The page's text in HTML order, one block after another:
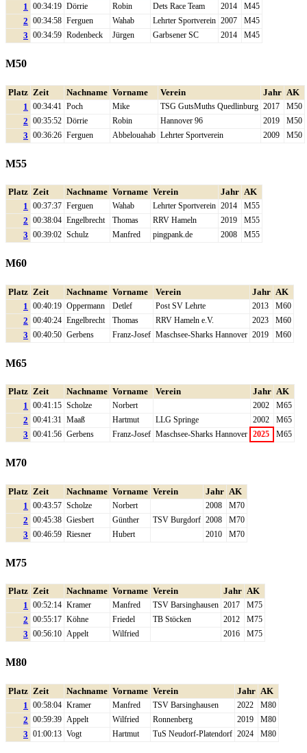
1
00:34:19 Dörrie Robin Dets Race Team 2014 M45
2 00:34:58 Ferguen Wahab Lehrter Sportverein 2007 M45
3 00:34:59 Rodenbeck Jürgen Garbsener SC 2014 M45
M50
Platz Zeit Nachname Vorname Verein Jahr AK
1
00:34:41 Poch Mike TSG GutsMuths Quedlinburg 2017 M50
2 00:35:52 Dörrie Robin Hannover 96 2019 M50
3 00:36:26 Ferguen Abbelouahab Lehrter Sportverein 2009 M50
M55
Platz Zeit Nachname Vorname Verein Jahr AK
1 00:37:37 Ferguen Wahab Lehrter Sportverein 2014 M55
2 00:38:04 Engelbrecht Thomas RRV Hameln 2019 M55
3 00:39:02 Schulz Manfred pingpank.de 2008 M55
M60
Platz Zeit Nachname Vorname Verein Jahr AK
1
00:40:19 Oppermann Detlef Post SV Lehrte 2013 M60
2 00:40:24 Engelbrecht Thomas RRV Hameln e.V. 2023 M60
3 00:40:50 Gerbens Franz-Josef Maschsee-Sharks Hannover 2019 M60
M65
Platz Zeit Nachname Vorname Verein Jahr AK
1 00:41:15 Scholze Norbert 2002 M65
2 00:41:31 Maaß Hartmut LLG Springe 2002 M65
3 00:41:56 Gerbens Franz-Josef Maschsee-Sharks Hannover 2025 M65
M70
Platz Zeit Nachname Vorname Verein Jahr AK
1
00:43:57 Scholze Norbert 2008 M70
2 00:45:38 Giesbert Günther TSV Burgdorf 2008 M70
3 00:46:59 Riesner Hubert 2010 M70
M75
Platz Zeit Nachname Vorname Verein Jahr AK
1 00:52:14 Kramer Manfred TSV Barsinghausen 2017 M75
2 00:55:17 Köhne Friedel TB Stöcken 2012 M75
3 00:56:10 Appelt Wilfried 2016 M75
M80
Platz Zeit Nachname Vorname Verein Jahr AK
1
00:58:04 Kramer Manfred TSV Barsinghausen 2022 M80
2 00:59:39 Appelt Wilfried Ronnenberg 2019 M80
3 01:00:13 Vogt Hartmut TuS Neudorf-Platendorf 2024 M80